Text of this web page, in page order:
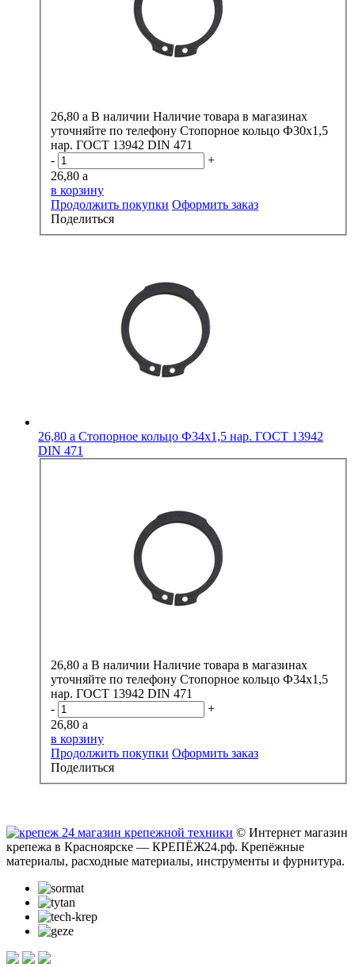
26,80 a В наличии Наличие товара в магазинах
уточняйте по телефону Стопорное кольцо Ф30х1,5
нар. ГОСТ 13942 DIN 471
-
+
26,80 a
в корзину
Продолжить покупки Оформить заказ
Поделиться
26,80 a Стопорное кольцо Ф34х1,5 нар. ГОСТ 13942
DIN 471
26,80 a В наличии Наличие товара в магазинах
уточняйте по телефону Стопорное кольцо Ф34х1,5
нар. ГОСТ 13942 DIN 471
-
+
26,80 a
в корзину
Продолжить покупки Оформить заказ
Поделиться
© Интернет магазин
крепежа в Красноярске — КРЕПЁЖ24.рф. Крепёжные
материалы, расходные материалы, инструменты и фурнитура.